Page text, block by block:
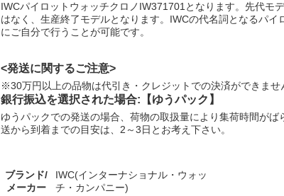
IWCパイロットウォッチクロノIW371701となります。先代モ
はなく、生産終了モデルとなります。IWCの代名詞となるパ
にご自分で行うことが可能です。
<発送に関するご注意>
※30万円以上の品物は代引き・クレジットでの決済ができま
銀行振込を選択された場合:【ゆうパック】
ゆうパックでの発送の場合、荷物の取扱量により集荷時間が
送から到着までの目安は、2～3日とお考え下さい。
125,280
ブランド/
メーカー
IWC(インターナショナル・ウォッ
チ・カンパニー)